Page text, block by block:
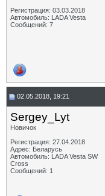
Регистрация: 03.03.2018
Автомобиль: LADA Vesta
Сообщений: 7
02.05.2018, 19:21
Sergey_Lyt
Новичок
Регистрация: 27.04.2018
Адрес: Беларусь
Автомобиль: LADA Vesta SW
Cross
Сообщений: 1